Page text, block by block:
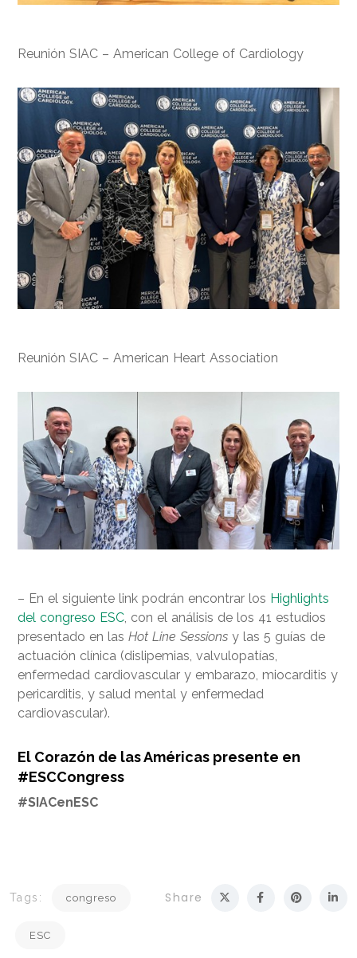
Reunión SIAC – American College of Cardiology
Reunión SIAC – American Heart Association
– En el siguiente link podrán encontrar los Highlights
del congreso ESC, con el análisis de los 41 estudios
presentado en las Hot Line Sessions y las 5 guías de
actuación clínica (dislipemias, valvulopatías,
enfermedad cardiovascular y embarazo, miocarditis y
pericarditis, y salud mental y enfermedad
cardiovascular).
El Corazón de las Américas presente en
#ESCCongress
#SIACenESC
Tags: congreso
ESC
Share